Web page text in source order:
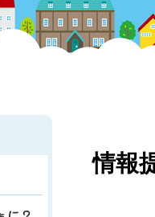
情報